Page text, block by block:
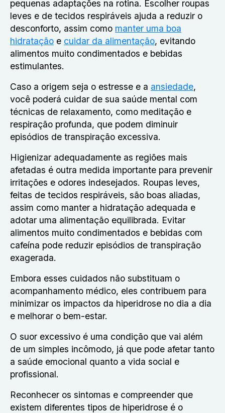
pequenas adaptações na rotina. Escolher roupas
leves e de tecidos respiráveis ajuda a reduzir o
desconforto, assim como manter uma boa
hidratação e cuidar da alimentação, evitando
alimentos muito condimentados e bebidas
estimulantes.
Caso a origem seja o estresse e a ansiedade,
você poderá cuidar de sua saúde mental com
técnicas de relaxamento, como meditação e
respiração profunda, que podem diminuir
episódios de transpiração excessiva.
Higienizar adequadamente as regiões mais
afetadas é outra medida importante para prevenir
irritações e odores indesejados. Roupas leves,
feitas de tecidos respiráveis, são boas aliadas,
assim como manter a hidratação adequada e
adotar uma alimentação equilibrada. Evitar
alimentos muito condimentados e bebidas com
cafeína pode reduzir episódios de transpiração
exagerada.
Embora esses cuidados não substituam o
acompanhamento médico, eles contribuem para
minimizar os impactos da hiperidrose no dia a dia
e melhorar o bem-estar.
O suor excessivo é uma condição que vai além
de um simples incômodo, já que pode afetar tanto
a saúde emocional quanto a vida social e
profissional.
Reconhecer os sintomas e compreender que
existem diferentes tipos de hiperidrose é o